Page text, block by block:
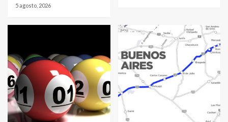
5 agosto, 2026
protagonistas del fatal accidente
en la mañana del lunes
4
Accidente en Ruta 5: falleció un
joven de Trenque Lauquen